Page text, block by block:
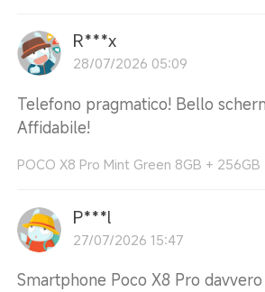
R***x
28/07/2026 05:09
Telefono pragmatico! Bello
Affidabile!
POCO X8 Pro Mint Green 8GB + 256GB
P***l
27/07/2026 15:47
Smartphone Poco X8 Pro